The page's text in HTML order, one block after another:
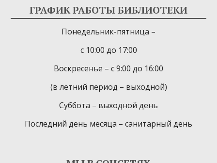
ГРАФИК РАБОТЫ БИБЛИОТЕКИ
Понедельник-пятница –
с 10:00 до 17:00
Воскресенье – с 9:00 до 16:00
(в летний период – выходной)
Суббота – выходной день
Последний день месяца – санитарный день